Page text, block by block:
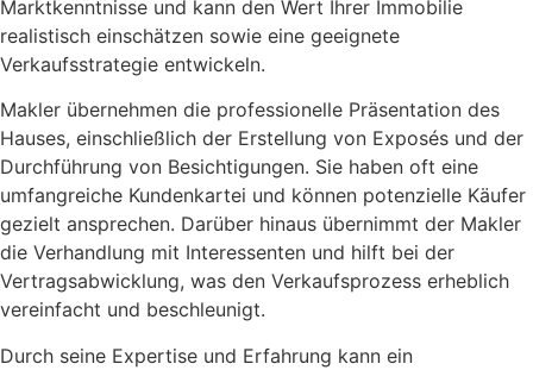
Marktkenntnisse und kann den Wert Ihrer Immobilie
realistisch einschätzen sowie eine geeignete
Verkaufsstrategie entwickeln.
Makler übernehmen die professionelle Präsentation des
Hauses, einschließlich der Erstellung von Exposés und der
Durchführung von Besichtigungen. Sie haben oft eine
umfangreiche Kundenkartei und können potenzielle Käufer
gezielt ansprechen. Darüber hinaus übernimmt der Makler
die Verhandlung mit Interessenten und hilft bei der
Vertragsabwicklung, was den Verkaufsprozess erheblich
vereinfacht und beschleunigt.
Durch seine Expertise und Erfahrung kann ein